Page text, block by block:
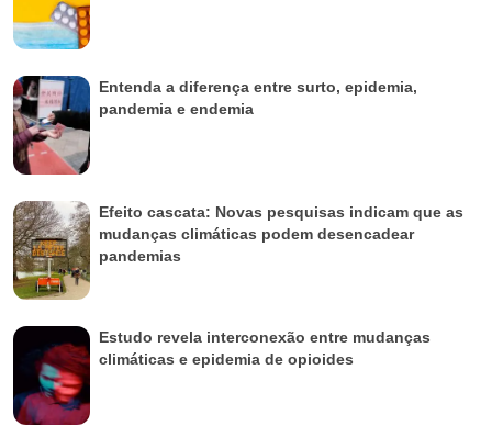
Entenda a diferença entre surto, epidemia,
pandemia e endemia
Efeito cascata: Novas pesquisas indicam que as
mudanças climáticas podem desencadear
pandemias
Estudo revela interconexão entre mudanças
climáticas e epidemia de opioides